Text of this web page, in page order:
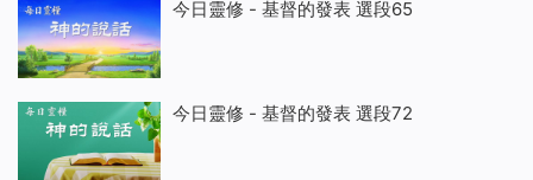
今日靈修 - 基督的發表 選段65
今日靈修 - 基督的發表 選段72